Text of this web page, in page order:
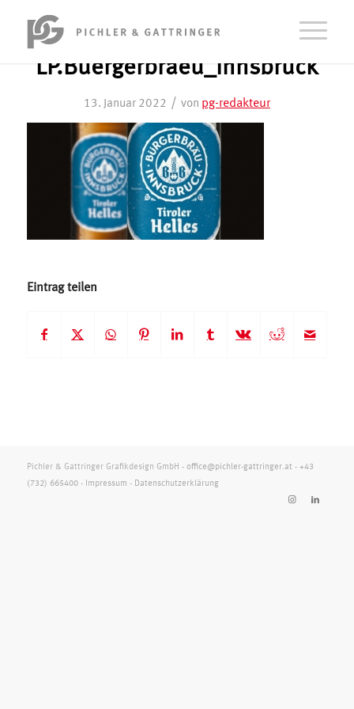
LP.Buergerbraeu_Innsbruck
13. Januar 2022 / von pg-redakteur
Eintrag teilen
Pichler & Gattringer Grafikdesign GmbH - office@pichler-gattringer.at - +43
(732) 665400- Impressum - Datenschutzerklärung